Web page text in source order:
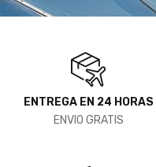
ENTREGA EN 24 HORAS
ENVIO GRATIS